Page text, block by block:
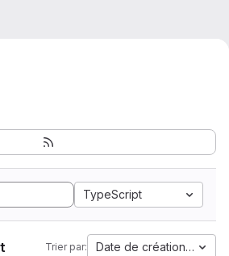
TypeScript
Trier par: Date de création la plus